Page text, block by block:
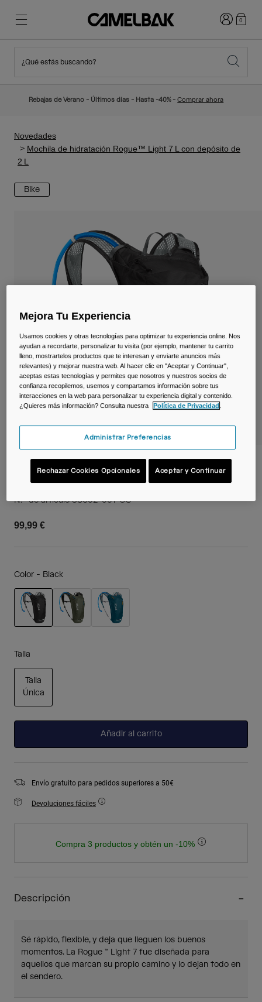
Novedades
Chalecos Hidratación
Botellas
Tazas y Vasos
Bolsas Bici
Bolsas Hidratación
Accessorios
Senderismo
Viajar y estilo de vida
Adiós a los desechables
Iniciar0
¿Qué estás buscando?
Rebajas de Verano - Últimos días - Hasta -40% -Comprar ahora
Novedades
Mochila de hidratación Rogue™ Light 7 L con depósito de
2 L
Bike
Mochila de hidratación Rogue™ Light 7 L
con depósito de 2 L
N.º de artículo38602-001-OS
99,99 €
Color - Black
Talla
Talla
Única
Añadir al carrito
Envío gratuito para pedidos superiores a 50€
Devoluciones fáciles
Compra 3 productos y obtén un -10%
Descripción
Sé rápido, flexible, y deja que lleguen los buenos
momentos. La Rogue ™ Light 7 fue diseñada para
aquellos que marcan su propio camino y lo dejan todo en
el sendero.
Mejora Tu Experiencia
Usamos cookies y otras tecnologías para optimizar tu experiencia online. Nos
ayudan a recordarte, personalizar tu visita (por ejemplo, mantener tu carrito
lleno, mostrartelos productos que te interesan y enviarte anuncios más
relevantes) y mejorar nuestra web. Al hacer clic en "Aceptar y Continuar",
aceptas estas tecnologías y permites que nosotros y nuestros socios de
confianza recopilemos, usemos y compartamos información sobre tus
interacciones en la web para personalizar tu experiencia digital y contenido.
¿Quieres más información? Consulta nuestra
Política de Privacidad
Administrar Preferencias
Rechazar Cookies Opcionales Aceptar y Continuar